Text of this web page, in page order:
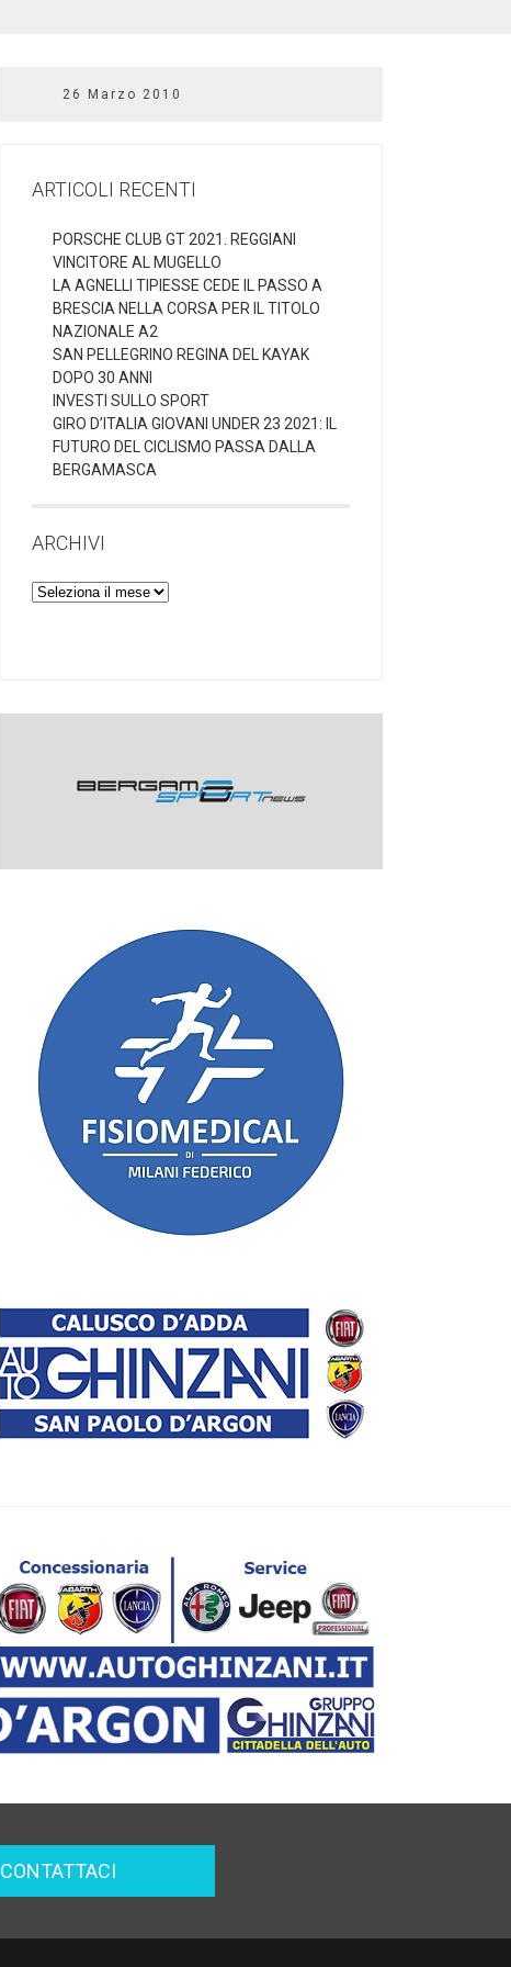
26 Marzo 2010
ARTICOLI RECENTI
PORSCHE CLUB GT 2021. REGGIANI
VINCITORE AL MUGELLO
LA AGNELLI TIPIESSE CEDE IL PASSO A
BRESCIA NELLA CORSA PER IL TITOLO
NAZIONALE A2
SAN PELLEGRINO REGINA DEL KAYAK
DOPO 30 ANNI
INVESTI SULLO SPORT
GIRO D’ITALIA GIOVANI UNDER 23 2021: IL
FUTURO DEL CICLISMO PASSA DALLA
BERGAMASCA
ARCHIVI
Archivi
CONTATTACI